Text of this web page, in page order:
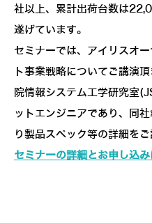
社以上、累計出荷台数は
遂げています。
セミナーでは、アイリスオ
ト事業戦略についてご講演
院情報システム工学研究室
ットエンジニアであり、同
り製品スペック等の詳細をご
セミナーの詳細とお申し込